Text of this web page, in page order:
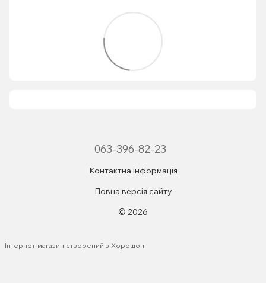
063-396-82-23
Контактна інформація
Повна версія сайту
© 2026
Інтернет-магазин створений з Хорошоп